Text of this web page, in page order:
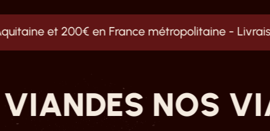
et 200€ en France métropolitaine -Livraison
NOS